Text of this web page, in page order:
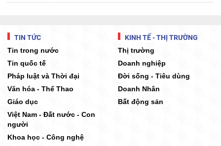
TIN TỨC
Tin trong nước
Tin quốc tế
Pháp luật và Thời đại
Văn hóa - Thể Thao
Giáo dục
Việt Nam - Đất nước - Con
người
Khoa học - Công nghệ
KINH TẾ - THỊ TRƯỜNG
Thị trường
Doanh nghiệp
Đời sống - Tiêu dùng
Doanh Nhân
Bất động sản